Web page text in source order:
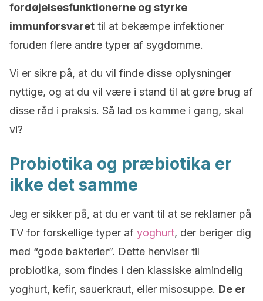
fordøjelsesfunktionerne og styrke
immunforsvaret til at bekæmpe infektioner
foruden flere andre typer af sygdomme.
Vi er sikre på, at du vil finde disse oplysninger
nyttige, og at du vil være i stand til at gøre brug af
disse råd i praksis. Så lad os komme i gang, skal
vi?
Probiotika og præbiotika er
ikke det samme
Jeg er sikker på, at du er vant til at se reklamer på
TV for forskellige typer af yoghurt, der beriger dig
med “gode bakterier”. Dette henviser til
probiotika, som findes i den klassiske almindelig
yoghurt, kefir, sauerkraut, eller misosuppe. De er